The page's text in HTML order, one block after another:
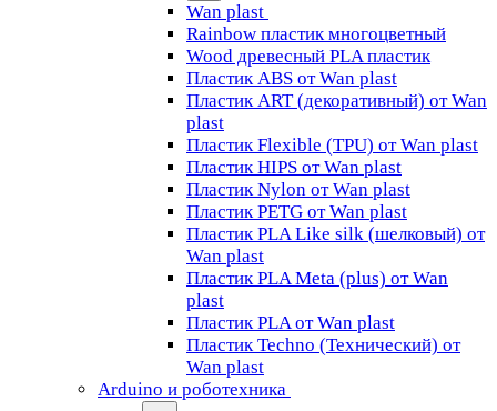
Wan plast
Rainbow пластик многоцветный
Wood древесный PLA пластик
Пластик ABS от Wan plast
Пластик ART (декоративный) от Wan
plast
Пластик Flexible (TPU) от Wan plast
Пластик HIPS от Wan plast
Пластик Nylon от Wan plast
Пластик PETG от Wan plast
Пластик PLA Like silk (шелковый) от
Wan plast
Пластик PLA Meta (plus) от Wan
plast
Пластик PLA от Wan plast
Пластик Techno (Технический) от
Wan plast
Arduino и роботехника